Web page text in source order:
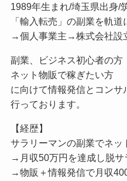
1989年生まれ/埼玉県出身/
「輸入転売」の副業を軌
→個人事業主→株式会社設
副業、ビジネス初心者の方
ネット物販で稼ぎたい方
に向けて情報発信とコンサ
行っております。
【経歴】
サラリーマンの副業でネッ
→月収50万円を達成し脱サ
→物販＋情報発信で月収